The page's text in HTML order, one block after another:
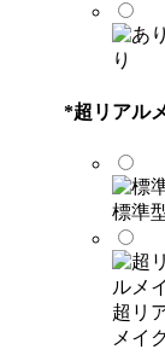
り
*超リアル
標準
超リ
メイ